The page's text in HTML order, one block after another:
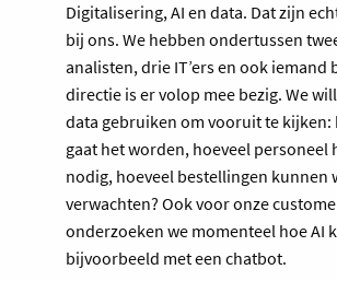
Digitalisering, AI en data. Dat zijn
bij ons. We hebben ondertussen
analisten, drie IT’ers en ook iemand
directie is er volop mee bezig. We
data gebruiken om vooruit te kijken:
gaat het worden, hoeveel personeel
nodig, hoeveel bestellingen kunnen
verwachten? Ook voor onze
onderzoeken we momenteel hoe AI
bijvoorbeeld met een chatbot.